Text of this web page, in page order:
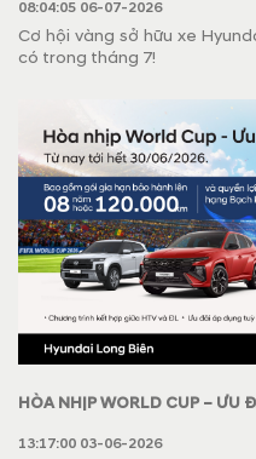
ĐỒNG
08:04:05 06-07-2026
Cơ hội vàng sở hữu xe
có trong tháng 7!
HÒA NHỊP WORLD CUP – ƯU
HYUNDAI LONG BIÊN
13:17:00 03-06-2026